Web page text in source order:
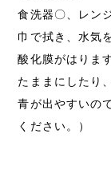
食洗器〇、レン
巾で拭き、水気
酸化膜がはりま
たままにしたり
青が出やすいの
ください。）